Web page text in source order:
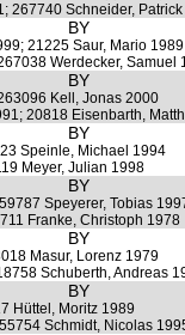
267740 Schneider,
BY
21225 Saur, Mario 1989
Werdecker, Samuel
BY
Kell, Jonas 2000
20818 Eisenbarth,
BY
Speinle, Michael 1994
Meyer, Julian 1998
BY
Speyerer, Tobias
Franke, Christoph 1978
BY
Masur, Lorenz 1979
Schuberth, Andreas
BY
Hüttel, Moritz 1989
Schmidt, Nicolas